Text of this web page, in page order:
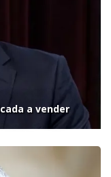
a vender